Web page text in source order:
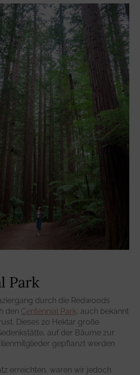
Park
durch die Redwoods
den Centennial Park, auch bekannt
Dieses 20 Hektar große
auf der Bäume zur
gepflanzt werden
erreichten, waren wir jedoch